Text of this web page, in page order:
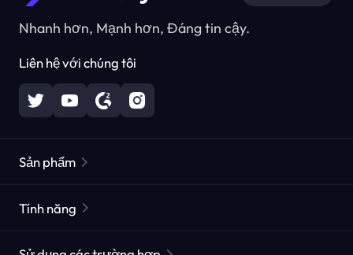
Nhanh hơn, Mạnh hơn, Đáng tin cậy.
Liên hệ với chúng tôi
Sản phẩm
Tính năng